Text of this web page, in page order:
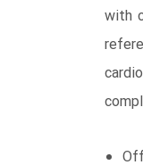
with